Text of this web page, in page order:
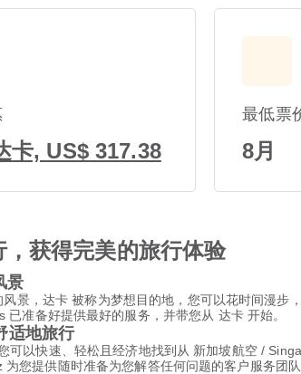
卡, US$ 317.38
最低票
8月
获得完美的旅行体验
景
景，达卡 被称为梦想目的地，您可以花时间漫
已准备好提供最好的服务，并带您从 达卡 开始。
适地旅行
可以快速、轻松且经济地找到从 新加坡航空 /
您提供随时准备为您解答任何问题的客户服务团